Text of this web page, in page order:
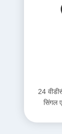
24
सिंगल